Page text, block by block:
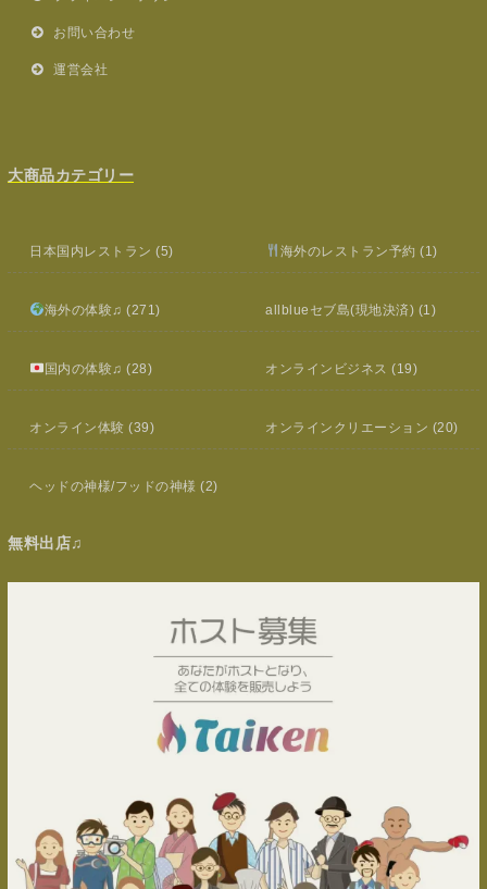
お問い合わせ
運営会社
大商品カテゴリー
日本国内レストラン (5) 海外のレストラン予約 (1)
海外の体験♫ (271) allblueセブ島(現地決済) (1)
国内の体験♫ (28) オンラインビジネス (19)
オンライン体験 (39) オンラインクリエーション (20)
ヘッドの神様/フッドの神様 (2)
無料出店♫